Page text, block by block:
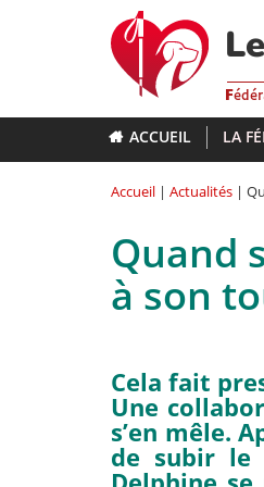
F
ACCUEIL LA
Accueil | Actualités |
Quand
à son
Cela fait
Une
s’en mêle.
de subir le